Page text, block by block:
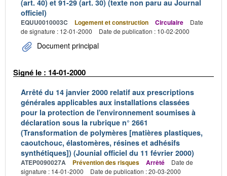
(art. 40) et 91-29 (art. 30) (texte non paru au Journal
officiel)
EQUU0010003C Logement et construction Circulaire
Date
de signature : 12-01-2000
Date de publication : 10-02-2000
Document principal
Signé le : 14-01-2000
Arrêté du 14 janvier 2000 relatif aux prescriptions
générales applicables aux installations classées
pour la protection de l'environnement soumises à
déclaration sous la rubrique n° 2661
(Transformation de polymères [matières plastiques,
caoutchouc, élastomères, résines et adhésifs
synthétiques]) (Jounial officiel du 11 février 2000)
ATEP0090027A Prévention des risques Arrêté
Date de
signature : 14-01-2000
Date de publication : 20-03-2000